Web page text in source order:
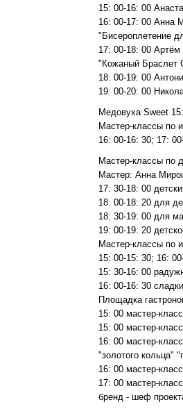
15: 00-16: 00
16: 00-17: 00 Анна
"Бисероплетение
17: 00-18: 00 Артём
"Кожаный Браслет
18: 00-19: 00
19: 00-20: 00
Медовуха Sweet
Мастер-классы по
16: 00-16: 30; 17:
Мастер-классы по
Мастер: Анна
17: 30-18: 00
18: 00-18: 20 для
18: 30-19: 00 для
19: 00-19: 20
Мастер-классы по
15: 00-15: 30; 16:
15: 30-16: 00
16: 00-16: 30
Площадка
15: 00 мастер-
15: 00 мастер-
16: 00 мастер-
"золотого кольца"
16: 00 мастер-
17: 00 мастер-
бренд - шеф